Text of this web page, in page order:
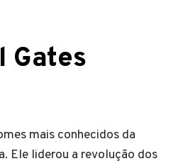
Gates
mais conhecidos da
Ele liderou a revolução dos